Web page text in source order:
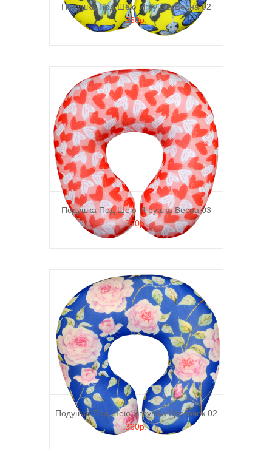
Подушка Под Шею Игрушка Весна 02
360р.
Подушка Под Шею Игрушка Весна 03
360р.
Подушка Под Шею Игрушка Цветочек 02
360р.